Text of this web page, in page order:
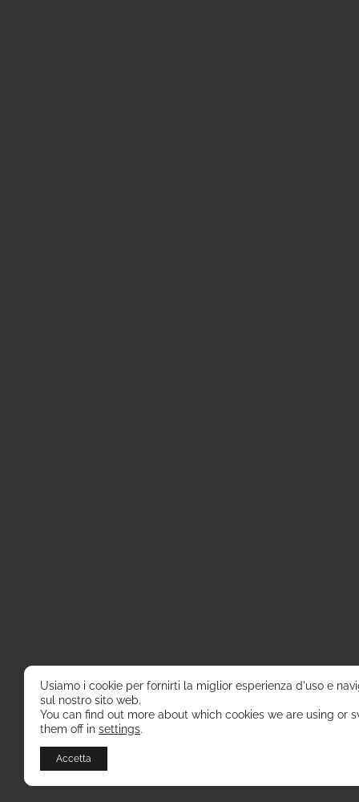
Usiamo i cookie per fornirti la miglior esperienza d'uso e
sul nostro sito web.
You can find out more about which cookies we are using or
them off in settings.
Accetta